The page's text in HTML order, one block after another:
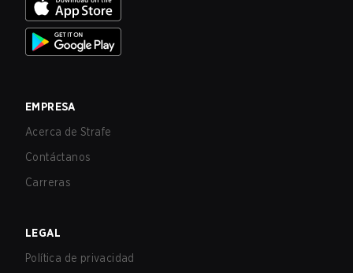
EMPRESA
Acerca de Strafe
Contáctanos
Carreras
LEGAL
Política de privacidad